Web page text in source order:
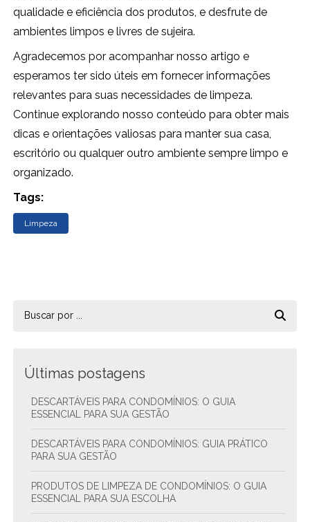
qualidade e eficiência dos produtos, e desfrute de
ambientes limpos e livres de sujeira.
Agradecemos por acompanhar nosso artigo e
esperamos ter sido úteis em fornecer informações
relevantes para suas necessidades de limpeza.
Continue explorando nosso conteúdo para obter mais
dicas e orientações valiosas para manter sua casa,
escritório ou qualquer outro ambiente sempre limpo e
organizado.
Tags:
Limpeza
Últimas postagens
DESCARTÁVEIS PARA CONDOMÍNIOS: O GUIA
ESSENCIAL PARA SUA GESTÃO
DESCARTÁVEIS PARA CONDOMÍNIOS: GUIA PRÁTICO
PARA SUA GESTÃO
PRODUTOS DE LIMPEZA DE CONDOMÍNIOS: O GUIA
ESSENCIAL PARA SUA ESCOLHA